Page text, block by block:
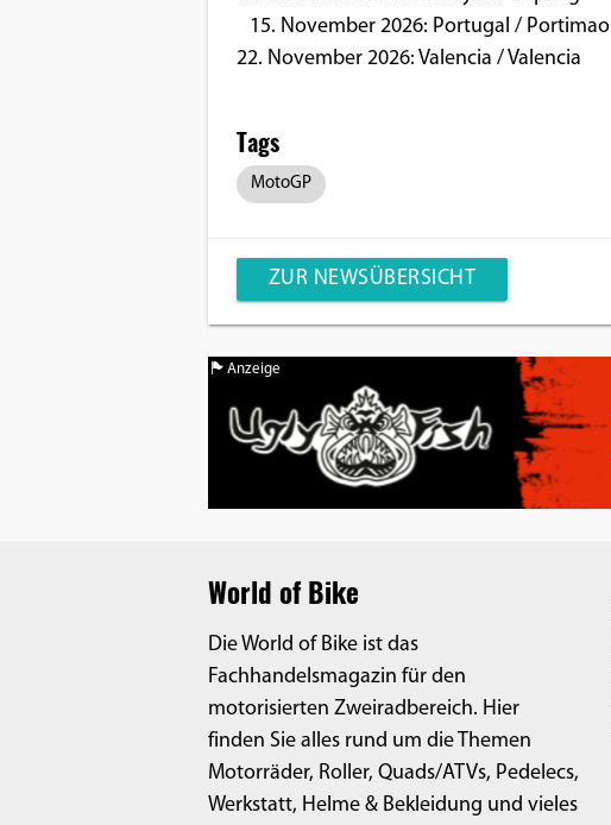
15. November 2026: Portugal / Portimao
22. November 2026: Valencia / Valencia
Tags
MotoGP
ZUR NEWSÜBERSICHT
Anzeige
World of Bike
Die World of Bike ist das
Fachhandelsmagazin für den
motorisierten Zweiradbereich. Hier
finden Sie alles rund um die Themen
Motorräder, Roller, Quads/ATVs, Pedelecs,
Werkstatt, Helme & Bekleidung und vieles